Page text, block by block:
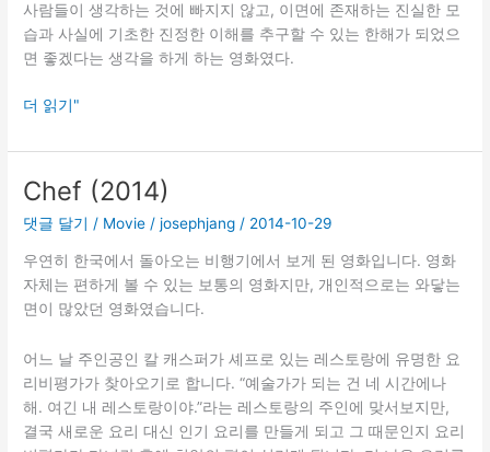
사람들이 생각하는 것에 빠지지 않고, 이면에 존재하는 진실한 모
습과 사실에 기초한 진정한 이해를 추구할 수 있는 한해가 되었으
면 좋겠다는 생각을 하게 하는 영화였다.
나
브
아
웃:
래
스
어
언
더 읽기"
Chef (2014)
댓글 달기 / Movie /josephjang / 2014-10-29
우연히 한국에서 돌아오는 비행기에서 보게 된 영화입니다. 영화
자체는 편하게 볼 수 있는 보통의 영화지만, 개인적으로는 와닿는
면이 많았던 영화였습니다.
어느 날 주인공인 칼 캐스퍼가 셰프로 있는 레스토랑에 유명한 요
리비평가가 찾아오기로 합니다. “예술가가 되는 건 네 시간에나
해. 여긴 내 레스토랑이야.”라는 레스토랑의 주인에 맞서보지만,
결국 새로운 요리 대신 인기 요리를 만들게 되고 그 때문인지 요리